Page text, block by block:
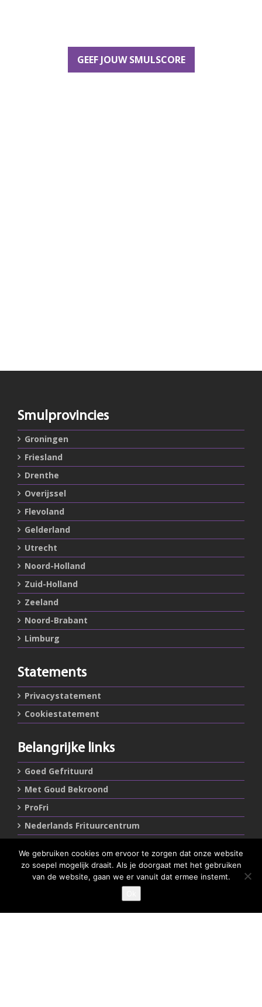
GEEF JOUW SMULSCORE
GEEF JE SMULSCORE
Smulprovincies
Groningen
Friesland
Drenthe
Overijssel
Flevoland
Gelderland
Utrecht
Noord-Holland
Zuid-Holland
Zeeland
Noord-Brabant
Limburg
Statements
Privacystatement
Cookiestatement
Belangrijke links
Goed Gefrituurd
Met Goud Bekroond
ProFri
Nederlands Frituurcentrum
Smulgids.nl
Nederlands Frituurcentrum
We gebruiken cookies om ervoor te zorgen dat onze website
zo soepel mogelijk draait. Als je doorgaat met het gebruiken
van de website, gaan we er vanuit dat ermee instemt.